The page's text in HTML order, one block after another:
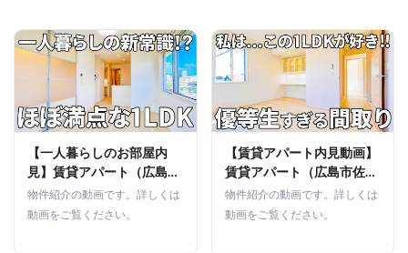
【一人暮らしのお部屋内
見】賃貸アパート（広島市
佐伯区/1LDK/40.39㎡）
物件紹介の動画です。詳しくは
動画をご覧ください。
【賃貸アパート内見動画】
賃貸アパート（広島市佐伯
区/1LDK/42.97㎡）
物件紹介の動画です。詳しくは
動画をご覧ください。